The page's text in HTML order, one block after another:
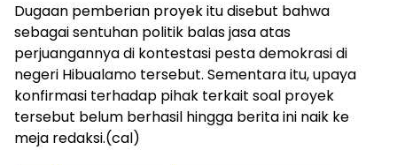
Dugaan pemberian proyek itu disebut bahwa
sebagai sentuhan politik balas jasa atas
perjuangannya di kontestasi pesta demokrasi di
negeri Hibualamo tersebut. Sementara itu, upaya
konfirmasi terhadap pihak terkait soal proyek
tersebut belum berhasil hingga berita ini naik ke
meja redaksi.(cal)